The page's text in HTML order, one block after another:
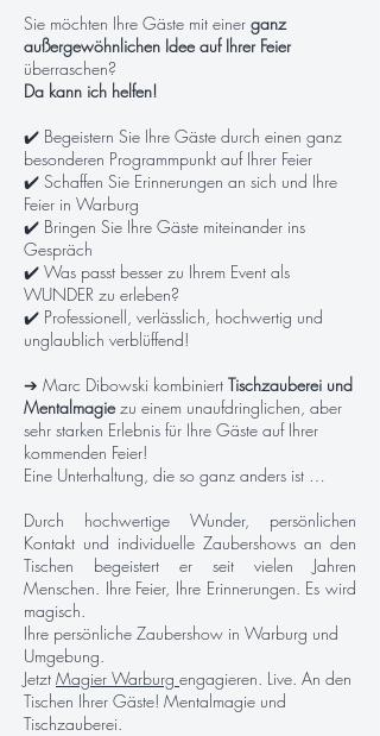
Sie möchten Ihre Gäste mit einer ganz
außergewöhnlichen Idee auf Ihrer Feier
überraschen?
Da kann ich helfen!
✔️ Begeistern Sie Ihre Gäste durch einen ganz
besonderen Programmpunkt auf Ihrer Feier
✔️ Schaffen Sie Erinnerungen an sich und Ihre
Feier in Warburg
✔️ Bringen Sie Ihre Gäste miteinander ins
Gespräch
✔️ Was passt besser zu Ihrem Event als
WUNDER zu erleben?
✔️ Professionell, verlässlich, hochwertig und
unglaublich verblüffend!
➔ Marc Dibowski kombiniert Tischzauberei und
Mentalmagiezu einem unaufdringlichen, aber
sehr starken Erlebnis für Ihre Gäste auf Ihrer
kommenden Feier!
Eine Unterhaltung, die so ganz anders ist …
Durch hochwertige Wunder, persönlichen
Kontakt und individuelle Zaubershows an den
Tischen begeistert er seit vielen Jahren
Menschen. Ihre Feier, Ihre Erinnerungen. Es wird
magisch.
Ihre persönliche Zaubershow in Warburg und
Umgebung.
Jetzt Magier Warburg engagieren. Live. An den
Tischen Ihrer Gäste! Mentalmagie und
Tischzauberei.